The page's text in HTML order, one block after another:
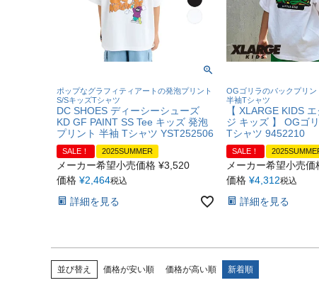
ポップなグラフィティアートの発泡プリント
S/SキッズTシャツ
DC SHOES ディーシーシューズ
KD GF PAINT SS Tee キッズ 発泡
プリント 半袖 Tシャツ YST252506
SALE！ 2025SUMMER
メーカー希望小売価格 ¥3,520
価格 ¥2,464税込
詳細を見る
OGゴリラのバックプリン
半袖Tシャツ
【 XLARGE KIDS
ジ キッズ 】 OGゴ
Tシャツ 9452210
SALE！
メーカー希望小売価
価格 ¥4,312税込
詳細を見る
並び替え 価格が安い順 価格が高い順 新着順